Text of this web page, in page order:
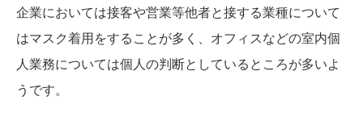
企業においては接客や営業等他者と接する業種について
はマスク着用をすることが多く、オフィスなどの室内個
人業務については個人の判断としているところが多いよ
うです。